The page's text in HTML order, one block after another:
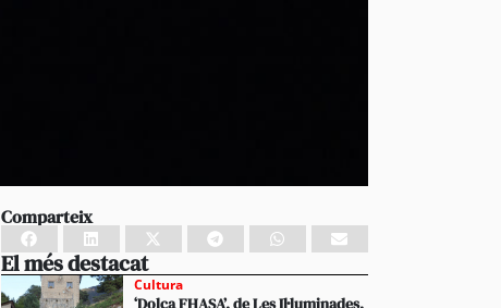
Comparteix
El més destacat
Cultura
‘Dolça FHASA’, de Les Il·luminades,